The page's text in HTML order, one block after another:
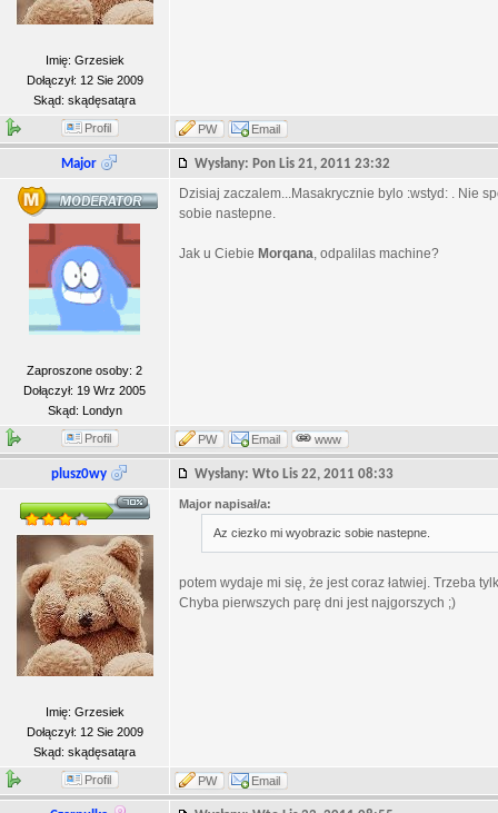
Imię: Grzesiek
Dołączył: 12 Sie 2009
Skąd: skądęsatąra
Profil PW Email
Major Wysłany: Pon Lis 21, 2011 23:32
Zaproszone osoby: 2
Dołączył: 19 Wrz 2005
Skąd: Londyn
Dzisiaj zaczalem...Masakrycznie bylo :wstyd: . Nie
sobie nastepne.
Jak u Ciebie Morqana, odpalilas machine?
Profil PW Email www
plusz0wy Wysłany: Wto Lis 22, 2011 08:33
Imię: Grzesiek
Dołączył: 12 Sie 2009
Skąd: skądęsatąra
Major napisał/a:
Az ciezko mi wyobrazic sobie nastepne.
potem wydaje mi się, że jest coraz łatwiej. Trzeba
Chyba pierwszych parę dni jest najgorszych ;)
Profil PW Email